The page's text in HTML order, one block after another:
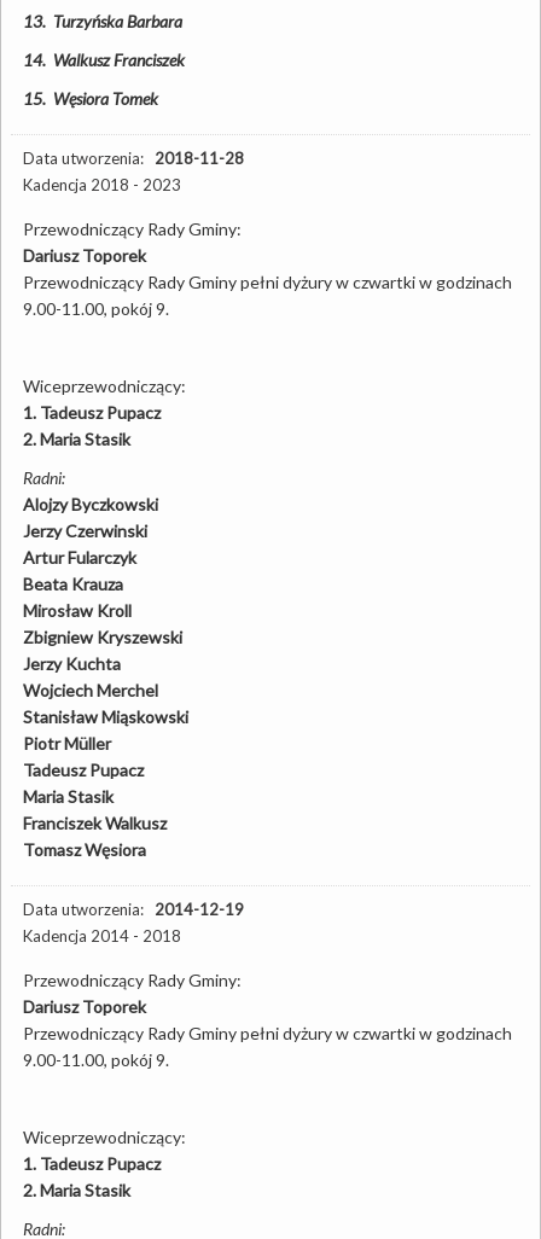
13. Turzyńska Barbara
14. Walkusz Franciszek
15. Węsiora Tomek
Data utworzenia: 2018-11-28
Kadencja 2018 - 2023
Przewodniczący Rady Gminy:
Dariusz Toporek
Przewodniczący Rady Gminy pełni dyżury w czwartki w godzinach
9.00-11.00, pokój 9.
Wiceprzewodniczący:
1. Tadeusz Pupacz
2. Maria Stasik
Radni:
Alojzy Byczkowski
Jerzy Czerwinski
Artur Fularczyk
Beata Krauza
Mirosław Kroll
Zbigniew Kryszewski
Jerzy Kuchta
Wojciech Merchel
Stanisław Miąskowski
Piotr Müller
Tadeusz Pupacz
Maria Stasik
Franciszek Walkusz
Tomasz Węsiora
Data utworzenia: 2014-12-19
Kadencja 2014 - 2018
Przewodniczący Rady Gminy:
Dariusz Toporek
Przewodniczący Rady Gminy pełni dyżury w czwartki w godzinach
9.00-11.00, pokój 9.
Wiceprzewodniczący:
1. Tadeusz Pupacz
2. Maria Stasik
Radni: